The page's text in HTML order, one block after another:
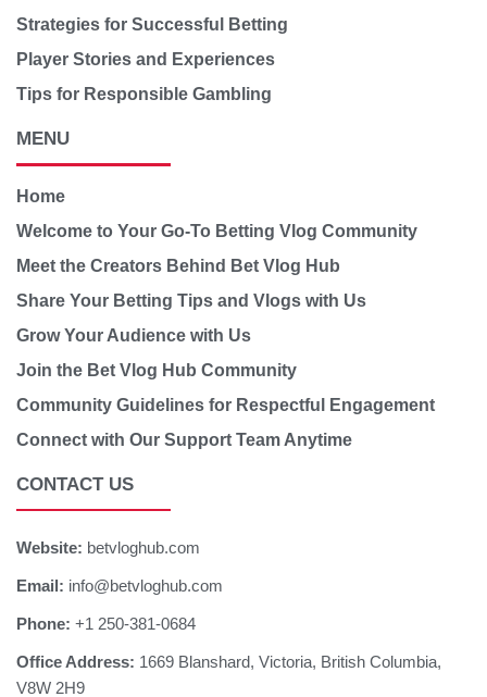
Strategies for Successful Betting
Player Stories and Experiences
Tips for Responsible Gambling
MENU
Home
Welcome to Your Go-To Betting Vlog Community
Meet the Creators Behind Bet Vlog Hub
Share Your Betting Tips and Vlogs with Us
Grow Your Audience with Us
Join the Bet Vlog Hub Community
Community Guidelines for Respectful Engagement
Connect with Our Support Team Anytime
CONTACT US
Website: betvloghub.com
Email: info@betvloghub.com
Phone: +1 250-381-0684
Office Address: 1669 Blanshard, Victoria, British Columbia,
V8W 2H9